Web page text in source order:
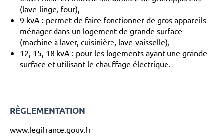
(lave-linge, four),
9 kvA : permet de faire fonctionner de gros appareils
ménager dans un logement de grande surface
(machine à laver, cuisinière, lave-vaisselle),
12, 15, 18 kvA : pour les logements ayant une grande
surface et utilisant le chauffage électrique.
RÈGLEMENTATION
www.legifrance.gouv.fr